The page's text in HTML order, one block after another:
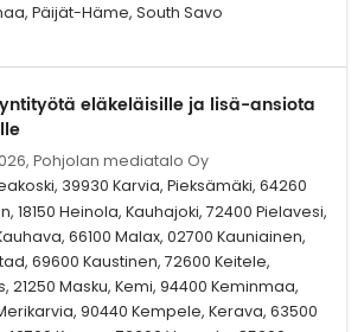
Päijät-Häme, South Savo
eläkeläisille ja lisä-ansiota
Pohjolan mediatalo Oy
39930 Karvia, Pieksämäki, 64260
18150 Heinola, Kauhajoki, 72400 Pielavesi,
66100 Malax, 02700 Kauniainen,
69600 Kaustinen, 72600 Keitele,
21250 Masku, Kemi, 94400 Keminmaa,
90440 Kempele, Kerava, 63500